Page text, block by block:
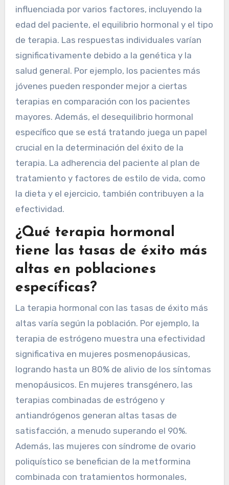
influenciada por varios factores, incluyendo la
edad del paciente, el equilibrio hormonal y el tipo
de terapia. Las respuestas individuales varían
significativamente debido a la genética y la
salud general. Por ejemplo, los pacientes más
jóvenes pueden responder mejor a ciertas
terapias en comparación con los pacientes
mayores. Además, el desequilibrio hormonal
específico que se está tratando juega un papel
crucial en la determinación del éxito de la
terapia. La adherencia del paciente al plan de
tratamiento y factores de estilo de vida, como
la dieta y el ejercicio, también contribuyen a la
efectividad.
¿Qué terapia hormonal
tiene las tasas de éxito más
altas en poblaciones
específicas?
La terapia hormonal con las tasas de éxito más
altas varía según la población. Por ejemplo, la
terapia de estrógeno muestra una efectividad
significativa en mujeres posmenopáusicas,
logrando hasta un 80% de alivio de los síntomas
menopáusicos. En mujeres transgénero, las
terapias combinadas de estrógeno y
antiandrógenos generan altas tasas de
satisfacción, a menudo superando el 90%.
Además, las mujeres con síndrome de ovario
poliquístico se benefician de la metformina
combinada con tratamientos hormonales,